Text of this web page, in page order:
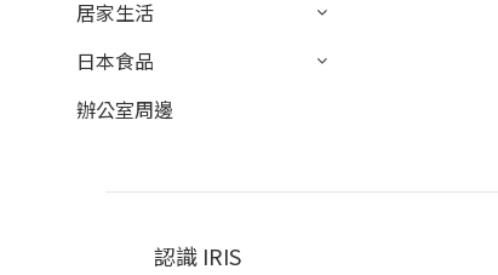
居家生活
日本食品
辦公室周邊
認識 IRIS